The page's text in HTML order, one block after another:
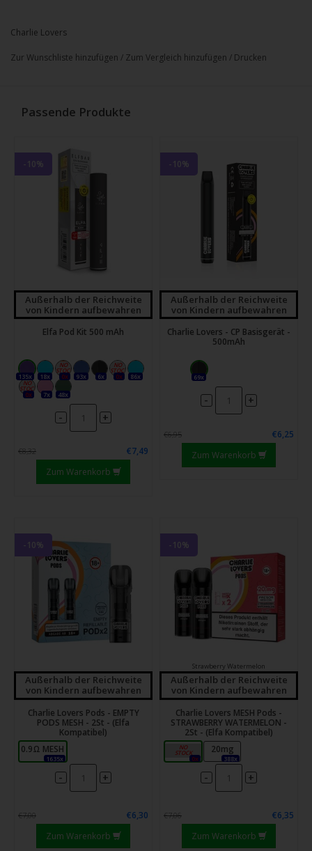
Charlie Lovers
Zur Wunschliste hinzufügen / Zum Vergleich hinzufügen / Drucken
Passende Produkte
-10%
Außerhalb der Reichweite
von Kindern aufbewahren
Elfa Pod Kit 500 mAh
135x 18x 0x 93x 6x 0x 86x
0x 7x 48x
- +
€8,32
€7,49
Zum Warenkorb
-10%
Außerhalb der Reichweite
von Kindern aufbewahren
Charlie Lovers - CP Basisgerät -
500mAh
69x
- +
€6,95
€6,25
Zum Warenkorb
-10%
Außerhalb der Reichweite
von Kindern aufbewahren
Charlie Lovers Pods - EMPTY
PODS MESH - 2St - (Elfa
Kompatibel)
0.9Ω MESH
1635x
- +
€7,00
€6,30
Zum Warenkorb
-10%
Strawberry Watermelon
Außerhalb der Reichweite
von Kindern aufbewahren
Charlie Lovers MESH Pods -
STRAWBERRY WATERMELON -
2St - (Elfa Kompatibel)
10mg
0x
20mg
388x
- +
€7,06
€6,35
Zum Warenkorb